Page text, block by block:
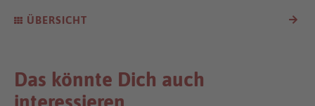
ÜBERSICHT
Das könnte Dich auch
interessieren